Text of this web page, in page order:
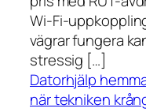
Wi-Fi-
vägrar fungera
stressig […]
Datorhjälp
när tekniken